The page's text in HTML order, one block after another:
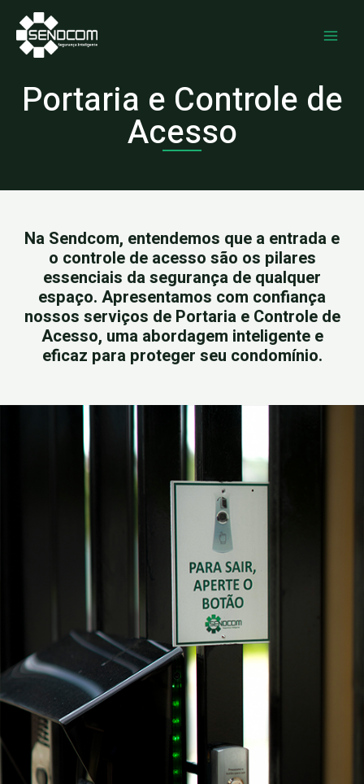
para
Portaria e Controle de
Acesso
Na Sendcom, entendemos que a entrada e
o controle de acesso são os pilares
essenciais da segurança de qualquer
espaço. Apresentamos com confiança
nossos serviços de Portaria e Controle de
Acesso, uma abordagem inteligente e
eficaz para proteger seu condomínio.